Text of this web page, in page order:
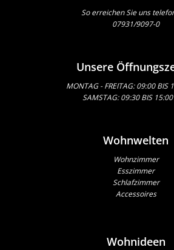
So erreichen Sie uns
07931/9097-0
Unsere
MONTAG - FREITAG: 09:00 BIS
SAMSTAG: 09:30 BIS 15:00
Wohnwelten
Wohnzimmer
Esszimmer
Schlafzimmer
Accessoires
Wohnideen